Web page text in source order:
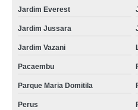
Jardim Everest
Jardim Jussara
Jardim Vazani
Pacaembu
Parque Maria Domitila
Perus